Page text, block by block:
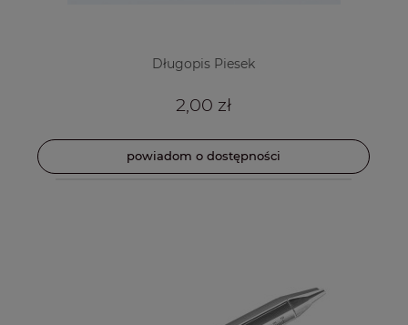
Długopis Piesek
2,00 zł
powiadom o dostępności